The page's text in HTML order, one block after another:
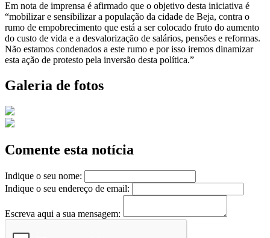
Em nota de imprensa é afirmado que o objetivo desta iniciativa é
“mobilizar e sensibilizar a população da cidade de Beja, contra o
rumo de empobrecimento que está a ser colocado fruto do aumento
do custo de vida e a desvalorização de salários, pensões e reformas.
Não estamos condenados a este rumo e por isso iremos dinamizar
esta ação de protesto pela inversão desta política.”
Galeria de fotos
Comente esta notícia
Indique o seu nome:
Indique o seu endereço de email:
Escreva aqui a sua mensagem: